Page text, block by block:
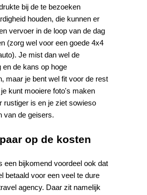
bij de te bezoeken
houden, die kunnen er
vervoer in de loop van de dag
(zorg wel voor een goede 4x4
Je mist dan wel de
en de kans op hoge
maar je bent wel fit voor de rest
kunt mooiere foto's maken
rustiger is en je ziet sowieso
van de geisers.
op de kosten
een bijkomend voordeel ook dat
betaald voor een veel te dure
agency. Daar zit namelijk